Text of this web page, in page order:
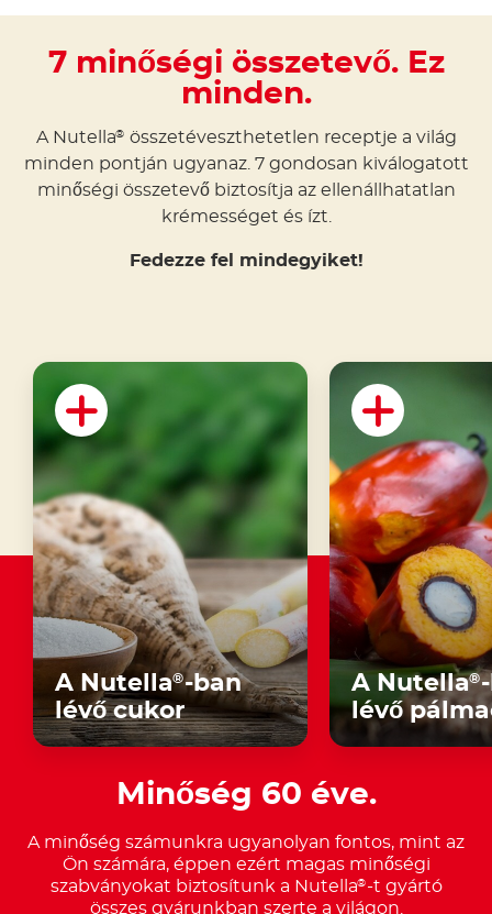
7 minőségi összetevő. Ez
minden.
A Nutella® összetéveszthetetlen receptje a világ
minden pontján ugyanaz. 7 gondosan kiválogatott
minőségi összetevő biztosítja az ellenállhatatlan
krémességet és ízt.
Fedezze fel mindegyiket!
A Nutella®-ban
lévő cukor
A Nutella®
lévő
Minőség 60 éve.
A minőség számunkra ugyanolyan fontos, mint az
Ön számára, éppen ezért magas minőségi
szabványokat biztosítunk a Nutella® -t gyártó
összes gyárunkban szerte a világon.